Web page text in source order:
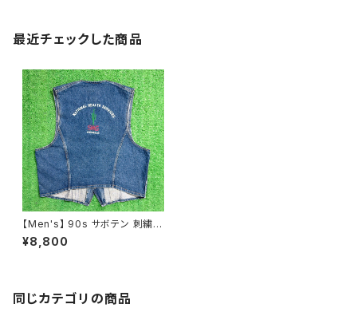
最近チェックした商品
【Men's】 90s サボテン 刺繍
デニムベスト / 90年代 デニム
ベスト 古着 メンズ NO450
¥8,800
同じカテゴリの商品